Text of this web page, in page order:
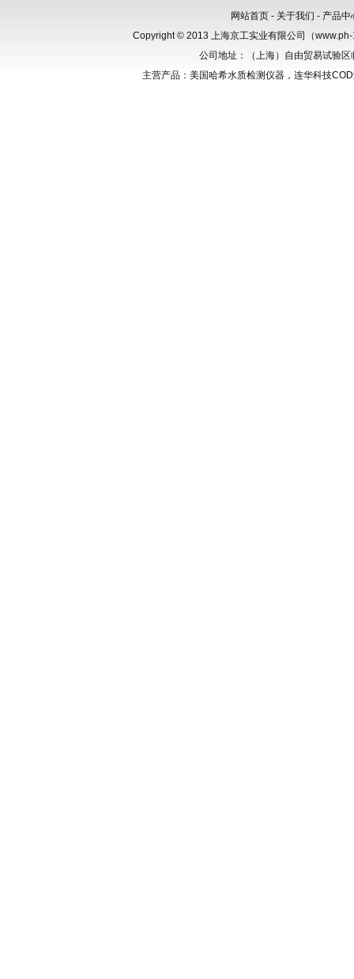
网站首页 - 关于我们 - 产品中
Copyright © 2013 上海京工实业有限公司（
公司地址：（上海）自由贸易试验
主营产品：美国哈希水质检测仪器，连华科技